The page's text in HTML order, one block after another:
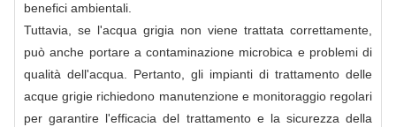
benefici ambientali.
Tuttavia, se l'acqua grigia non viene trattata correttamente,
può anche portare a contaminazione microbica e problemi di
qualità dell'acqua. Pertanto, gli impianti di trattamento delle
acque grigie richiedono manutenzione e monitoraggio regolari
per garantire l'efficacia del trattamento e la sicurezza della